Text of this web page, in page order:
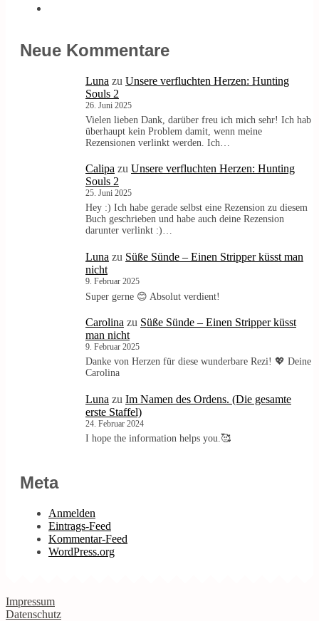
Neue Kommentare
Luna zu Unsere verfluchten Herzen: Hunting
Souls 2
26. Juni 2025
Vielen lieben Dank, darüber freu ich mich sehr! Ich hab
überhaupt kein Problem damit, wenn meine
Rezensionen verlinkt werden. Ich…
Calipa zu Unsere verfluchten Herzen: Hunting
Souls 2
25. Juni 2025
Hey :) Ich habe gerade selbst eine Rezension zu diesem
Buch geschrieben und habe auch deine Rezension
darunter verlinkt :)…
Luna zu Süße Sünde – Einen Stripper küsst man
nicht
9. Februar 2025
Super gerne 😊 Absolut verdient!
Carolina zu Süße Sünde – Einen Stripper küsst
man nicht
9. Februar 2025
Danke von Herzen für diese wunderbare Rezi! 💖 Deine
Carolina
Luna zu Im Namen des Ordens. (Die gesamte
erste Staffel)
24. Februar 2024
I hope the information helps you.🥰
Meta
Anmelden
Eintrags-Feed
Kommentar-Feed
WordPress.org
Impressum
Datenschutz